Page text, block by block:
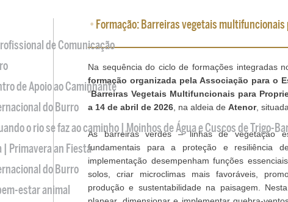
• Formação: Barreiras vegetais
Na sequência do ciclo de formações integradas
formação organizada pela Associação para o
“Barreiras Vegetais Multifuncionais para
a 14 de abril de 2026 , na aldeia de Atenor,
As barreiras verdes – linhas de vegetação
fundamentais para a proteção e resiliência
implementação desempenham funções
solos, criar microclimas mais favoráveis,
produção e sustentabilidade na paisagem.
de Comunicação
de Apoio ao Caminhante
do Burro
o rio se faz ao caminho | Moinhos de Água e Cuscos de Trigo-
| Primavera an Fiesta
do Burro
estar animal